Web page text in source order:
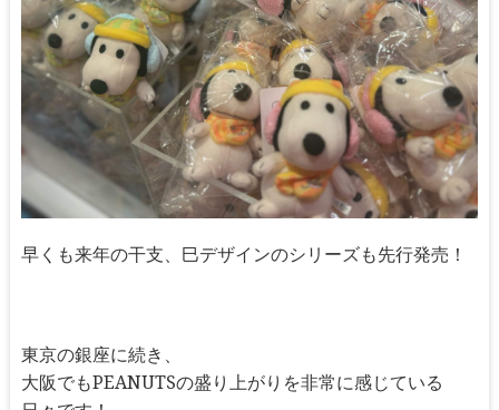
早くも来年の干支、巳デザインのシリーズも先行発売！
東京の銀座に続き、
大阪でもPEANUTSの盛り上がりを非常に感じている